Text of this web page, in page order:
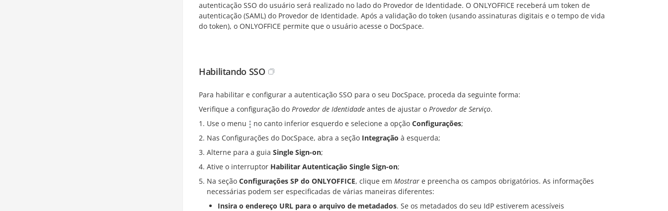
autenticação SSO do usuário será realizado no lado do Provedor de Identidade. O ONLYOFFICE receberá um token de
autenticação (SAML) do Provedor de Identidade. Após a validação do token (usando assinaturas digitais e o tempo de vida
do token), o ONLYOFFICE permite que o usuário acesse o DocSpace.
Habilitando SSO
Para habilitar e configurar a autenticação SSO para o seu DocSpace, proceda da seguinte forma:
Verifique a configuração do Provedor de Identidade antes de ajustar o Provedor de Serviço.
Use o menu
no canto inferior esquerdo e selecione a opção Configurações;
Nas Configurações do DocSpace, abra a seção Integração à esquerda;
Alterne para a guia Single Sign-on;
Ative o interruptor Habilitar Autenticação Single Sign-on;
Na seção Configurações SP do ONLYOFFICE, clique em Mostrar e preencha os campos obrigatórios. As informações
necessárias podem ser especificadas de várias maneiras diferentes:
Insira o endereço URL para o arquivo de metadados. Se os metadados do seu IdP estiverem acessíveis